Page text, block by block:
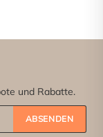
und Rabatte.
ABSENDEN